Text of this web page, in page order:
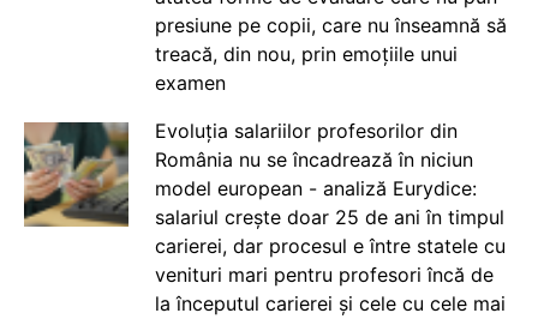
presiune pe copii, care nu înseamnă să
treacă, din nou, prin emoțiile unui
examen
Evoluția salariilor profesorilor din
România nu se încadrează în niciun
model european - analiză Eurydice:
salariul crește doar 25 de ani în timpul
carierei, dar procesul e între statele cu
venituri mari pentru profesori încă de
la începutul carierei și cele cu cele mai